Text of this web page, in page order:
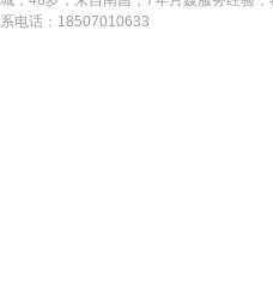
电话：18507010633